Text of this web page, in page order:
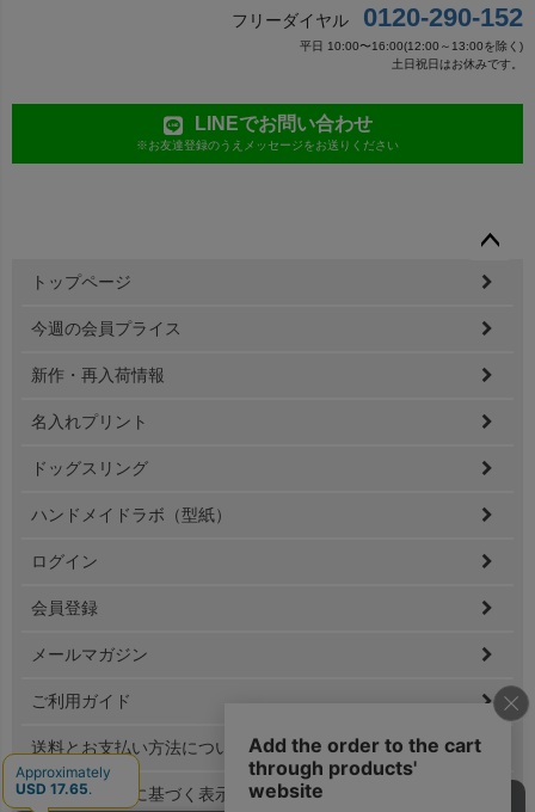
フリーダイヤル 0120-290-152
平日 10:00〜16:00(12:00～13:00を除く)
土日祝日はお休みです。
LINEでお問い合わせ
※お友達登録のうえメッセージをお送りください
ペー
ップ
トップページ
今週の会員プライス
新作・再入荷情報
名入れプリント
ドッグスリング
ハンドメイドラボ（型紙）
ログイン
会員登録
メールマガジン
ご利用ガイド
送料とお支払い方法について
特定商取引法に基づく表示